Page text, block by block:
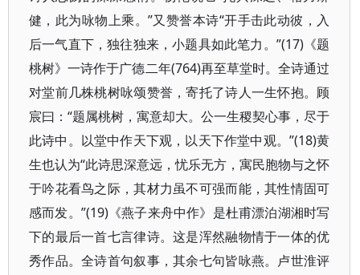
健，此为咏物上乘。”又赞誉本诗“开手击此动彼，入
后一气直下，独往独来，小题具如此笔力。”(17)《题
桃树》一诗作于广德二年(764)再至草堂时。全诗通过
对堂前几株桃树咏颂赞誉，寄托了诗人一生怀抱。顾
宸曰：“题属桃树，寓意却大。公一生稷契心事，尽于
此诗中。以堂中作天下观，以天下作堂中观。”(18)黄
生也认为“此诗思深意远，忧乐无方，寓民胞物与之怀
于吟花看鸟之际，其材力虽不可强而能，其性情固可
感而发。”(19)《燕子来舟中作》是杜甫漂泊湖湘时写
下的最后一首七言律诗。这是浑然融物情于一体的优
秀作品。全诗首句叙事，其余七句皆咏燕。卢世淮评